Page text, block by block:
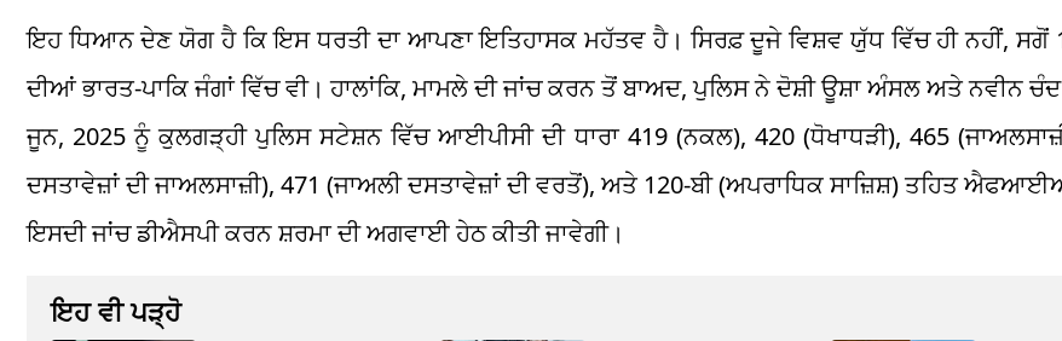
ਇਹ ਧਿਆਨ ਦੇਣ ਯੋਗ ਹੈ ਕਿ ਇਸ ਧਰਤੀ ਦਾ ਆਪਣਾ ਇਤਿਹਾਸਕ ਮਹੱਤਵ ਹੈ। ਸਿਰਫ਼ ਦੂਜੇ ਵਿਸ਼ਵ ਯੁੱਧ ਵਿੱਚ ਹੀ ਨਹੀਂ, ਸਗੋਂ
ਦੀਆਂ ਭਾਰਤ-ਪਾਕਿ ਜੰਗਾਂ ਵਿੱਚ ਵੀ। ਹਾਲਾਂਕਿ, ਮਾਮਲੇ ਦੀ ਜਾਂਚ ਕਰਨ ਤੋਂ ਬਾਅਦ, ਪੁਲਿਸ ਨੇ ਦੋਸ਼ੀ ਊਸ਼ਾ ਅੰਸਲ ਅਤੇ ਨਵੀਨ
ਜੂਨ, 2025 ਨੂੰ ਕੁਲਗੜ੍ਹੀ ਪੁਲਿਸ ਸਟੇਸ਼ਨ ਵਿੱਚ ਆਈਪੀਸੀ ਦੀ ਧਾਰਾ 419 (ਨਕਲ), 420 (ਧੋਖਾਧੜੀ), 465
ਦਸਤਾਵੇਜ਼ਾਂ ਦੀ ਜਾਅਲਸਾਜ਼ੀ), 471 (ਜਾਅਲੀ ਦਸਤਾਵੇਜ਼ਾਂ ਦੀ ਵਰਤੋਂ), ਅਤੇ 120-ਬੀ (ਅਪਰਾਧਿਕ ਸਾਜ਼ਿਸ਼) ਤਹਿਤ
ਇਸਦੀ ਜਾਂਚ ਡੀਐਸਪੀ ਕਰਨ ਸ਼ਰਮਾ ਦੀ ਅਗਵਾਈ ਹੇਠ ਕੀਤੀ ਜਾਵੇਗੀ।
ਇਹ ਵੀ ਪੜ੍ਹੋ